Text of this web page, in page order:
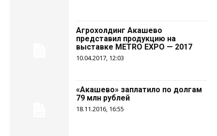
Агрохолдинг Акашево
представил продукцию на
выставке METRO EXPO — 2017
10.04.2017, 12:03
«Акашево» заплатило по долгам
79 млн рублей
18.11.2016, 16:55